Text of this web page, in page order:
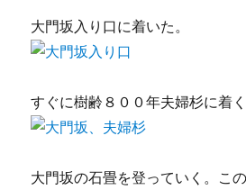
大門坂入り口に着いた。
すぐに樹齢８００年夫婦杉に着く
大門坂の石畳を登っていく。こ